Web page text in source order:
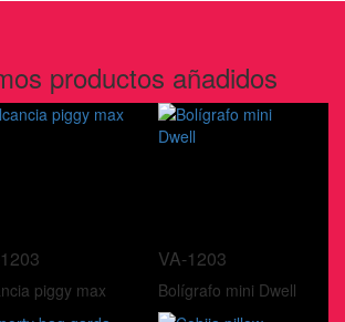
productos añadidos
piggy max
VA-1203
Bolígrafo mini Dwell